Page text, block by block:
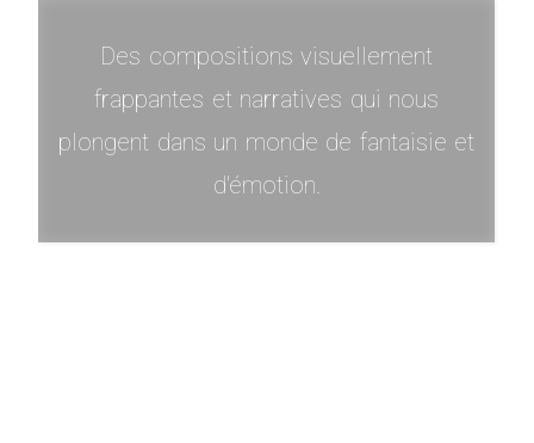
Des compositions visuellement
frappantes et narratives qui nous
plongent dans un monde de fantaisie et
d'émotion.